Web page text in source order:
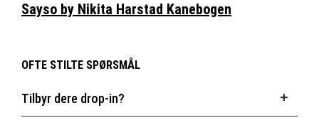
Sayso by Nikita Harstad Kanebogen
OFTE STILTE SPØRSMÅL
Tilbyr dere drop-in?